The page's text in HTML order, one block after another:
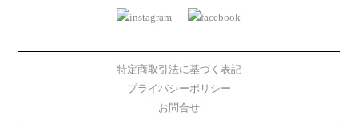
特定商取引法に基づく表記
プライバシーポリシー
お問合せ